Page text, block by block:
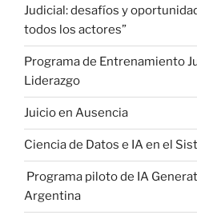
Judicial: desafíos y
todos los actores”
Programa de Entrenamiento
Liderazgo
Juicio en Ausencia
Ciencia de Datos e IA en el
Programa piloto de IA
Argentina